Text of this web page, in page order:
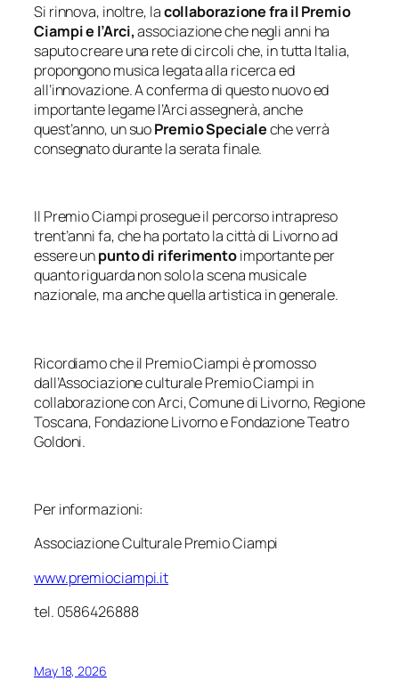
Si rinnova, inoltre, lacollaborazione fra il Premio
Ciampi e l’Arci,associazione che negli anni ha
saputo creare una rete di circoli che, in tutta Italia,
propongono musica legata alla ricerca ed
all’innovazione. A conferma di questo nuovo ed
importante legame l’Arci assegnerà, anche
quest’anno, un suoPremio Specialeche verrà
consegnato durante la serata finale.
Il Premio Ciampi prosegue il percorso intrapreso
trent’anni fa, che ha portato la città di Livorno ad
essere unpunto di riferimentoimportante per
quanto riguarda non solo la scena musicale
nazionale, ma anche quella artistica in generale.
Ricordiamo che il Premio Ciampi è promosso
dall’Associazione culturale Premio Ciampi in
collaborazione con Arci, Comune di Livorno, Regione
Toscana, Fondazione Livorno e Fondazione Teatro
Goldoni.
Per informazioni:
Associazione Culturale Premio Ciampi
www.premiociampi.it
tel. 0586426888
May 18, 2026